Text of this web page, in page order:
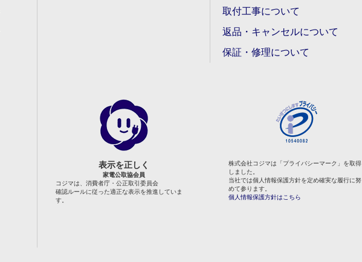
取付工事について
返品・キャンセルについて
保証・修理について
表示を正しく
家電公取協会員
コジマは、消費者庁・公正取引委員会
確認ルールに従った適正な表示を推進していま
す。
株式会社コジマは「プライバシーマーク」を取得
しました。
当社では個人情報保護方針を定め確実な履行に努
めて参ります。
個人情報保護方針はこちら